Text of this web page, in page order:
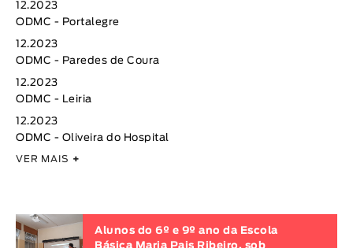
12.2023
ODMC - Portalegre
12.2023
ODMC - Paredes de Coura
12.2023
ODMC - Leiria
12.2023
ODMC - Oliveira do Hospital
VER MAIS +
Alunos do 6º e 9º ano da Escola